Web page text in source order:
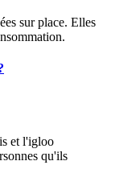
sur place. Elles
et l'igloo
qu'ils